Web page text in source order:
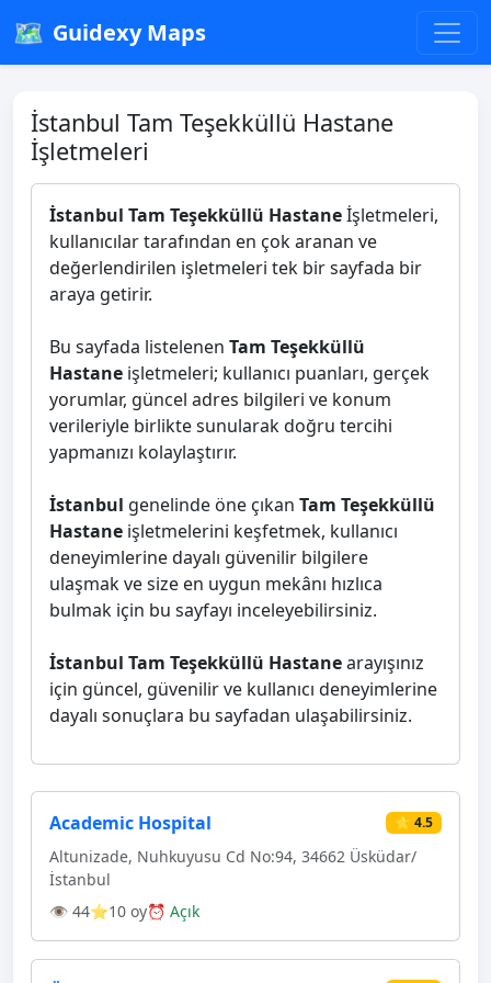
🗺️ Guidexy Maps
İstanbul Tam Teşekküllü Hastane
İşletmeleri
İstanbul Tam Teşekküllü Hastaneİşletmeleri,
kullanıcılar tarafından en çok aranan ve
değerlendirilen işletmeleri tek bir sayfada bir
araya getirir.
Bu sayfada listelenen Tam Teşekküllü
Hastane işletmeleri; kullanıcı puanları, gerçek
yorumlar, güncel adres bilgileri ve konum
verileriyle birlikte sunularak doğru tercihi
yapmanızı kolaylaştırır.
İstanbul genelinde öne çıkan Tam Teşekküllü
Hastane işletmelerini keşfetmek, kullanıcı
deneyimlerine dayalı güvenilir bilgilere
ulaşmak ve size en uygun mekânı hızlıca
bulmak için bu sayfayı inceleyebilirsiniz.
İstanbul Tam Teşekküllü Hastanearayışınız
için güncel, güvenilir ve kullanıcı deneyimlerine
dayalı sonuçlara bu sayfadan ulaşabilirsiniz.
Academic Hospital ⭐ 4.5
Altunizade, Nuhkuyusu Cd No:94, 34662 Üsküdar/
İstanbul
👁 44⭐10 oy⏰ Açık